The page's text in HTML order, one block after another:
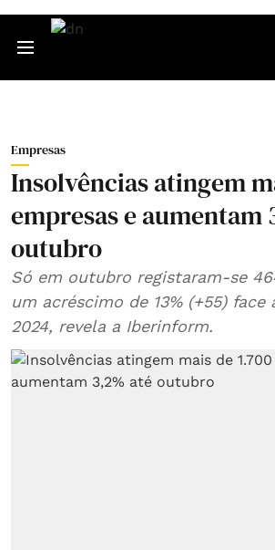
Empresas
Insolvências atingem
empresas e aumentam
outubro
Só em outubro registaram‑se
um acréscimo de 13% (+55)
2024, revela a Iberinform.